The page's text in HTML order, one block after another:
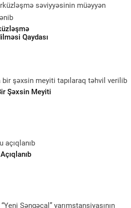
Qaydası
Şəxsin Meyiti